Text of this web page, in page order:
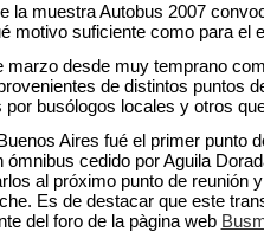
la muestra Autobus 2007
motivo suficiente como para el
marzo desde muy temprano
de distintos puntos
por busólogos locales y otros
Aires fué el primer punto
ómnibus cedido por Aguila
al próximo punto de reunión
Es de destacar que este
del foro de la pàgina web